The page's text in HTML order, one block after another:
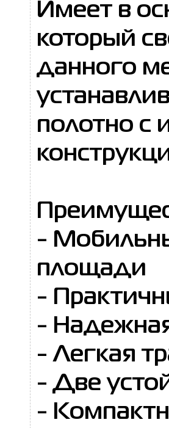
Имеет в
который
данного
полотно с
-
площади
-
-
- Легкая
- Две
-